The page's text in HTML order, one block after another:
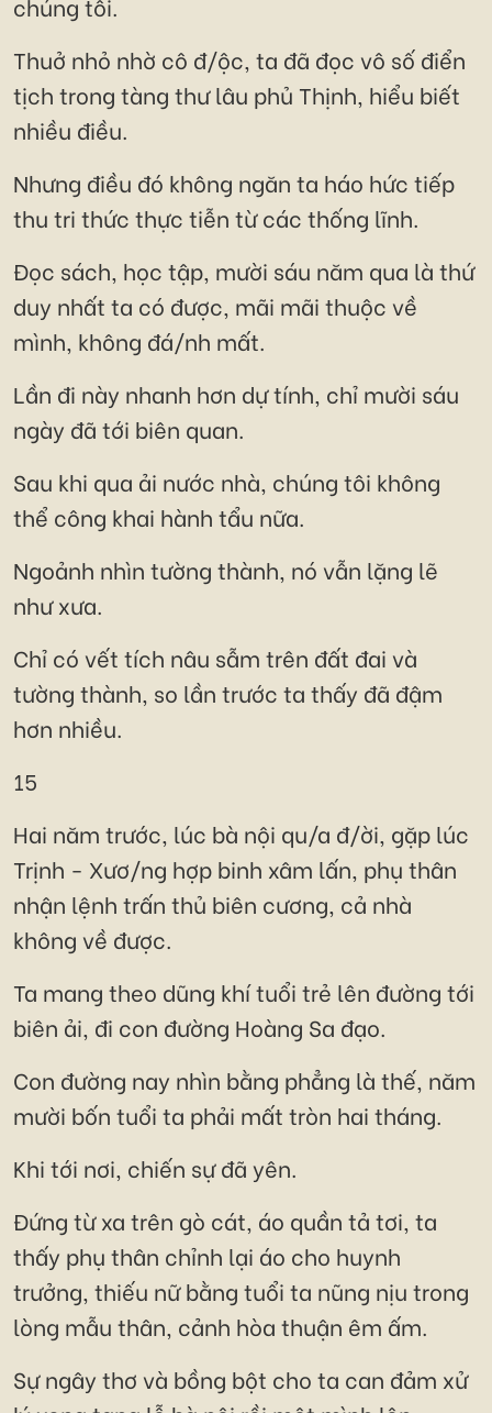
Thuở nhỏ nhờ cô đ/ộc, ta đã đọc vô số điển
tịch trong tàng thư lâu phủ Thịnh, hiểu biết
nhiều điều.
Nhưng điều đó không ngăn ta háo hức tiếp
thu tri thức thực tiễn từ các thống lĩnh.
Đọc sách, học tập, mười sáu năm qua là thứ
duy nhất ta có được, mãi mãi thuộc về
mình, không đá/nh mất.
Lần đi này nhanh hơn dự tính, chỉ mười sáu
ngày đã tới biên quan.
Sau khi qua ải nước nhà, chúng tôi không
thể công khai hành tẩu nữa.
Ngoảnh nhìn tường thành, nó vẫn lặng lẽ
như xưa.
Chỉ có vết tích nâu sẫm trên đất đai và
tường thành, so lần trước ta thấy đã đậm
hơn nhiều.
15
Hai năm trước, lúc bà nội qu/a đ/ời, gặp lúc
Trịnh - Xươ/ng hợp binh xâm lấn, phụ thân
nhận lệnh trấn thủ biên cương, cả nhà
không về được.
Ta mang theo dũng khí tuổi trẻ lên đường tới
biên ải, đi con đường Hoàng Sa đạo.
Con đường nay nhìn bằng phẳng là thế, năm
mười bốn tuổi ta phải mất tròn hai tháng.
Khi tới nơi, chiến sự đã yên.
Đứng từ xa trên gò cát, áo quần tả tơi, ta
thấy phụ thân chỉnh lại áo cho huynh
trưởng, thiếu nữ bằng tuổi ta nũng nịu trong
lòng mẫu thân, cảnh hòa thuận êm ấm.
Sự ngây thơ và bồng bột cho ta can đảm xử